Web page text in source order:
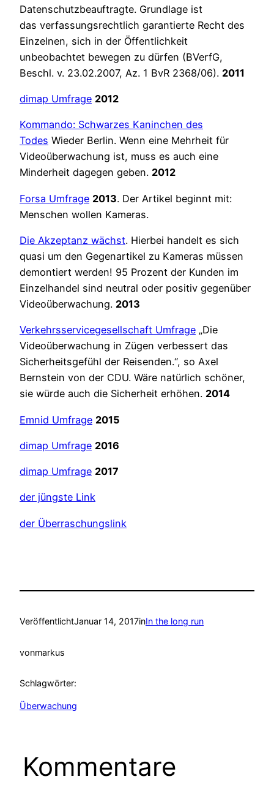
Datenschutzbeauftragte. Grundlage ist
das verfassungsrechtlich garantierte Recht des
Einzelnen, sich in der Öffentlichkeit
unbeobachtet bewegen zu dürfen (BVerfG,
Beschl. v. 23.02.2007, Az. 1 BvR 2368/06). 2011
dimap Umfrage 2012
Kommando: Schwarzes Kaninchen des
Todes Wieder Berlin. Wenn eine Mehrheit für
Videoüberwachung ist, muss es auch eine
Minderheit dagegen geben. 2012
Forsa Umfrage 2013. Der Artikel beginnt mit:
Menschen wollen Kameras.
Die Akzeptanz wächst. Hierbei handelt es sich
quasi um den Gegenartikel zu Kameras müssen
demontiert werden! 95 Prozent der Kunden im
Einzelhandel sind neutral oder positiv gegenüber
Videoüberwachung. 2013
Verkehrsservicegesellschaft Umfrage „Die
Videoüberwachung in Zügen verbessert das
Sicherheitsgefühl der Reisenden.“, so Axel
Bernstein von der CDU. Wäre natürlich schöner,
sie würde auch die Sicherheit erhöhen. 2014
Emnid Umfrage 2015
dimap Umfrage 2016
dimap Umfrage 2017
der jüngste Link
der Überraschungslink
VeröffentlichtJanuar 14, 2017inIn the long run
vonmarkus
Schlagwörter:
Überwachung
Kommentare